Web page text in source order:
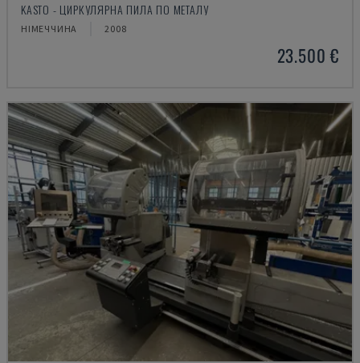
KASTO - ЦИРКУЛЯРНА ПИЛА ПО МЕТАЛУ
НІМЕЧЧИНА 2008
23.500 €